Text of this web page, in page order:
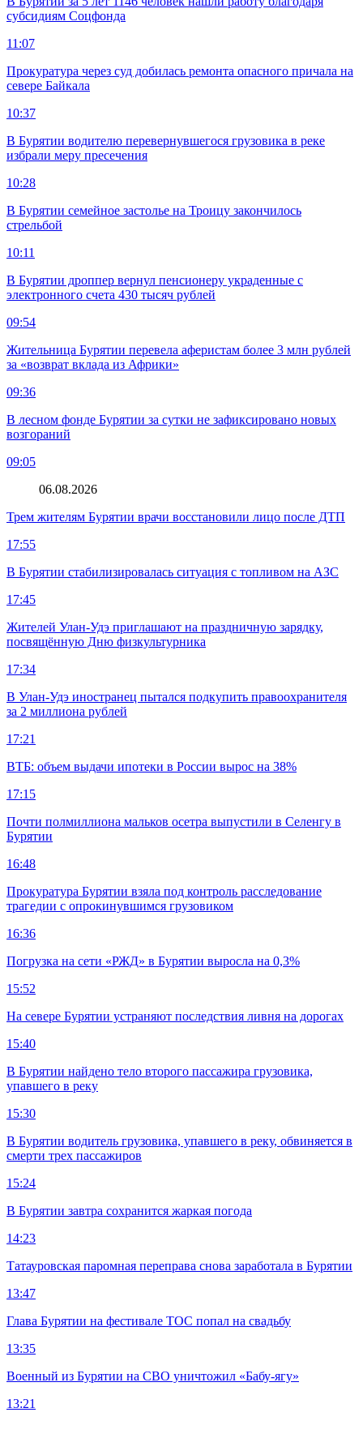
субсидиям Соцфонда
11:07
Прокуратура через суд добилась ремонта опасного причала на
севере Байкала
10:37
В Бурятии водителю перевернувшегося грузовика в реке
избрали меру пресечения
10:28
В Бурятии семейное застолье на Троицу закончилось
стрельбой
10:11
В Бурятии дроппер вернул пенсионеру украденные с
электронного счета 430 тысяч рублей
09:54
Жительница Бурятии перевела аферистам более 3 млн рублей
за «возврат вклада из Африки»
09:36
В лесном фонде Бурятии за сутки не зафиксировано новых
возгораний
09:05
06.08.2026
Трем жителям Бурятии врачи восстановили лицо после ДТП
17:55
В Бурятии стабилизировалась ситуация с топливом на АЗС
17:45
Жителей Улан-Удэ приглашают на праздничную зарядку,
посвящённую Дню физкультурника
17:34
В Улан-Удэ иностранец пытался подкупить правоохранителя
за 2 миллиона рублей
17:21
ВТБ: объем выдачи ипотеки в России вырос на 38%
17:15
Почти полмиллиона мальков осетра выпустили в Селенгу в
Бурятии
16:48
Прокуратура Бурятии взяла под контроль расследование
трагедии с опрокинувшимся грузовиком
16:36
Погрузка на сети «РЖД» в Бурятии выросла на 0,3%
15:52
На севере Бурятии устраняют последствия ливня на дорогах
15:40
В Бурятии найдено тело второго пассажира грузовика,
упавшего в реку
15:30
В Бурятии водитель грузовика, упавшего в реку, обвиняется в
смерти трех пассажиров
15:24
В Бурятии завтра сохранится жаркая погода
14:23
Татауровская паромная переправа снова заработала в Бурятии
13:47
Глава Бурятии на фестивале ТОС попал на свадьбу
13:35
Военный из Бурятии на СВО уничтожил «Бабу-ягу»
13:21